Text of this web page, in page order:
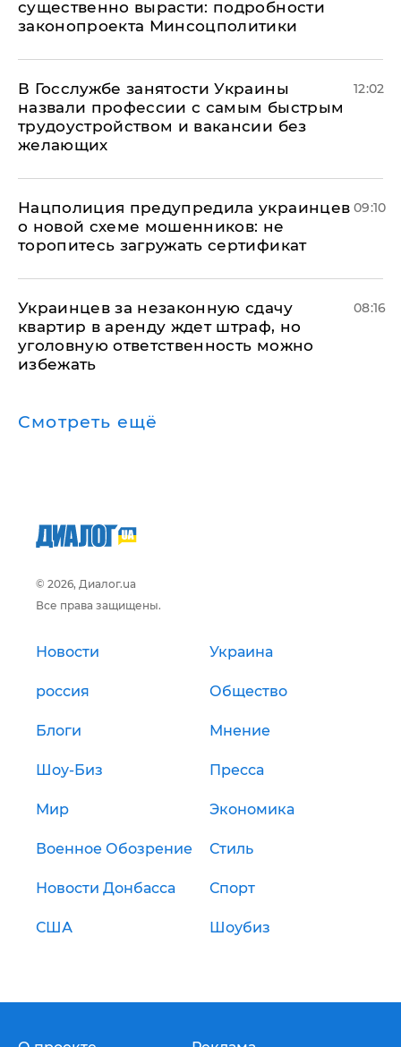
существенно вырасти: подробности
законопроекта Минсоцполитики
В Госслужбе занятости Украины
назвали профессии с самым быстрым
трудоустройством и вакансии без
желающих
12:02
Нацполиция предупредила украинцев
о новой схеме мошенников: не
торопитесь загружать сертификат
09:10
Украинцев за незаконную сдачу
квартир в аренду ждет штраф, но
уголовную ответственность можно
избежать
08:16
Смотреть ещё
© 2026, Диалог.ua
Все права защищены.
Новости Украина
россия Общество
Блоги Мнение
Шоу-Биз Пресса
Мир Экономика
Военное Обозрение Стиль
Новости Донбасса Спорт
США Шоубиз